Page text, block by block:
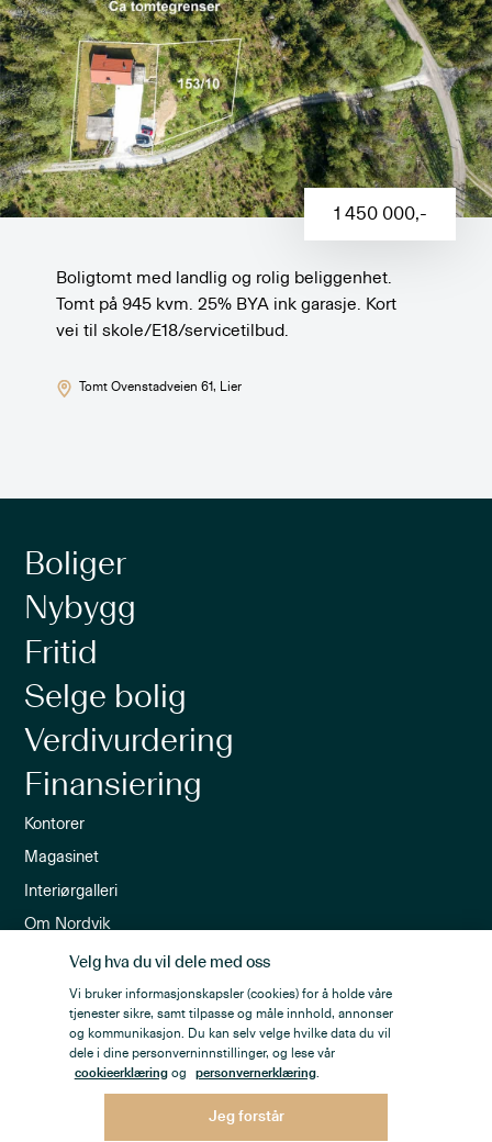
1 450 000,-
Boligtomt med landlig og rolig beliggenhet.
Tomt på 945 kvm. 25% BYA ink garasje. Kort
vei til skole/E18/servicetilbud.
Tomt Ovenstadveien 61, Lier
Boliger
Nybygg
Fritid
Selge bolig
Verdivurdering
Finansiering
Kontorer
Magasinet
Interiørgalleri
Om Nordvik
Ledige stillinger
Nordvik-appen
Nyhetsbrev
Velg hva du vil dele med oss
Vi bruker informasjonskapsler (cookies) for å holde våre
tjenester sikre, samt tilpasse og måle innhold, annonser
og kommunikasjon. Du kan selv velge hvilke data du vil
dele i dine personverninnstillinger, og lese vår
cookieerklæringog personvernerklæring.
Jeg forstår